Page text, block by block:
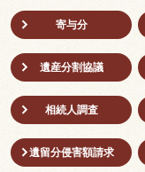
寄与分
遺産分割協議
相続人調査
遺留分侵害額請求